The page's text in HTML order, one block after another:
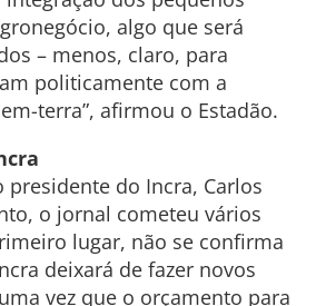
algo que será
– menos, claro, para
politicamente com a
terra”, afirmou o Estadão.
presidente do Incra, Carlos
o jornal cometeu vários
lugar, não se confirma
deixará de fazer novos
vez que o orçamento para